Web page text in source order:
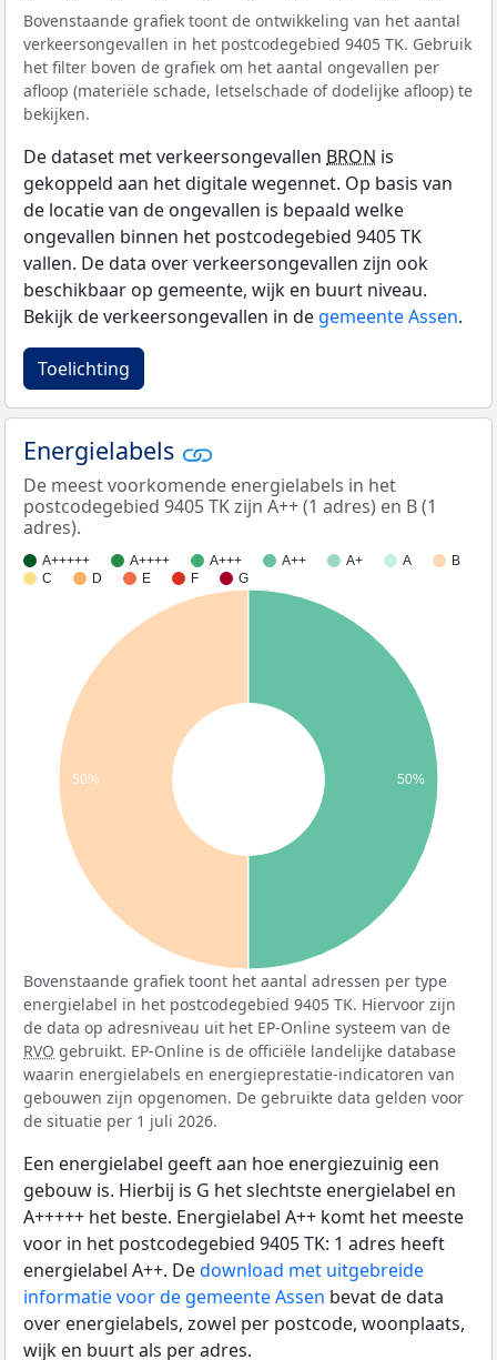
Bovenstaande grafiek toont de ontwikkeling van het aantal
verkeersongevallen in het postcodegebied 9405 TK. Gebruik
het filter boven de grafiek om het aantal ongevallen per
afloop (materiële schade, letselschade of dodelijke afloop) te
bekijken.
De dataset met verkeersongevallen BRON is
gekoppeld aan het digitale wegennet. Op basis van
de locatie van de ongevallen is bepaald welke
ongevallen binnen het postcodegebied 9405 TK
vallen. De data over verkeersongevallen zijn ook
beschikbaar op gemeente, wijk en buurt niveau.
Bekijk de verkeersongevallen in de gemeente Assen.
Toelichting
Energielabels
De meest voorkomende energielabels in het
postcodegebied 9405 TK zijn A++ (1 adres) en B (1
adres).
A+++++ A++++ A+++ A++ A+ A
B
C
D E F G
50% 50%
Bovenstaande grafiek toont het aantal adressen per type
energielabel in het postcodegebied 9405 TK. Hiervoor zijn
de data op adresniveau uit het EP-Online systeem van de
RVO gebruikt. EP-Online is de officiële landelijke database
waarin energielabels en energieprestatie-indicatoren van
gebouwen zijn opgenomen. De gebruikte data gelden voor
de situatie per 1 juli 2026.
Een energielabel geeft aan hoe energiezuinig een
gebouw is. Hierbij is G het slechtste energielabel en
A+++++ het beste. Energielabel A++ komt het meeste
voor in het postcodegebied 9405 TK: 1 adres heeft
energielabel A++. Dedownload met uitgebreide
informatie voor de gemeente Assen bevat de data
over energielabels, zowel per postcode, woonplaats,
wijk en buurt als per adres.